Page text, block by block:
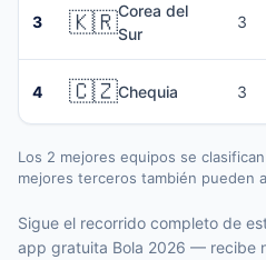
3 🇰🇷Corea del
Sur
3
4 🇨🇿Chequia 3
Los 2 mejores equipos se
mejores terceros también pueden
Sigue el recorrido completo de
app gratuita Bola 2026 — recibe